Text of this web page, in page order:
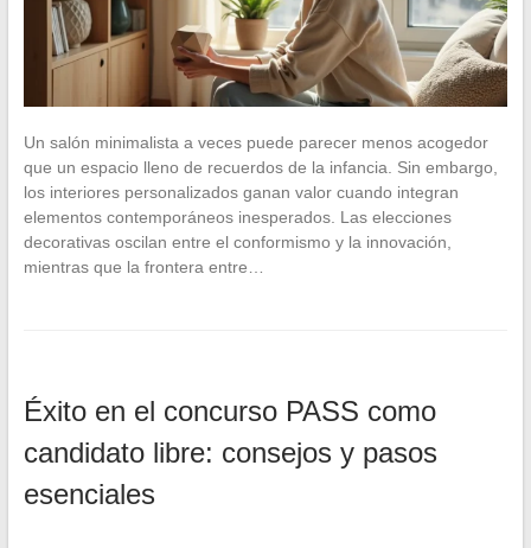
Un salón minimalista a veces puede parecer menos acogedor
que un espacio lleno de recuerdos de la infancia. Sin embargo,
los interiores personalizados ganan valor cuando integran
elementos contemporáneos inesperados. Las elecciones
decorativas oscilan entre el conformismo y la innovación,
mientras que la frontera entre…
Éxito en el concurso PASS como
candidato libre: consejos y pasos
esenciales